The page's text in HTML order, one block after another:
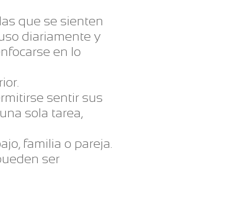
que se sienten
diariamente y
en lo
sentir sus
sola tarea,
familia o pareja.
ser